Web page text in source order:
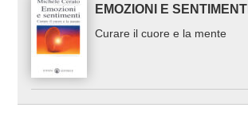
EMOZIONI E SENTIMENTI
Curare il cuore e la mente